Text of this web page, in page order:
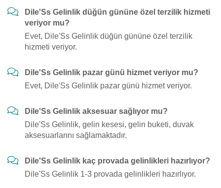
Dile'Ss Gelinlik düğün gününe özel terzilik hizmeti
veriyor mu?
Evet, Dile'Ss Gelinlik düğün gününe özel terzilik
hizmeti veriyor.
Dile'Ss Gelinlik pazar günü hizmet veriyor mu?
Evet, Dile'Ss Gelinlik pazar günü hizmet veriyor.
Dile'Ss Gelinlik aksesuar sağlıyor mu?
Dile'Ss Gelinlik, gelin kesesi, gelin buketi, duvak
aksesuarlarını sağlamaktadır.
Dile'Ss Gelinlik kaç provada gelinlikleri hazırlıyor?
Dile'Ss Gelinlik 1-3 provada gelinlikleri hazırlıyor.